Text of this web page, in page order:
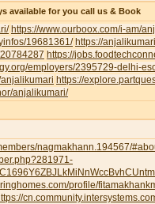
available for you call us & Book
https://www.ourboox.com/i-am/
19681361/ https://
https://
employers/2395729-delhi-
https://
anjalikumari/
nagmakhann.194567/
profile/